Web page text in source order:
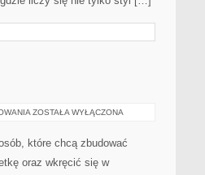
JAZDA
ZOSTAŁA WYŁĄCZONA
które chcą zbudować
oraz wkręcić się w